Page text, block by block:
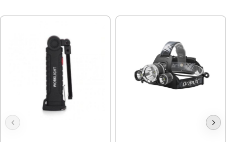
Акумулаторна LED Лампа с
Акумулаторен челник с 3 диода